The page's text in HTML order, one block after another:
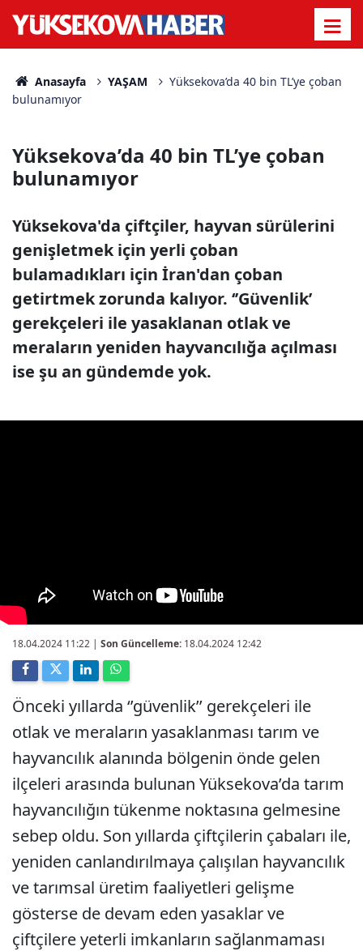
Anasayfa YAŞAM
Yüksekova’da 40 bin TL’ye çoban
bulunamıyor
Yüksekova’da 40 bin TL’ye çoban
bulunamıyor
Yüksekova'da çiftçiler, hayvan sürülerini
genişletmek için yerli çoban
bulamadıkları için İran'dan çoban
getirtmek zorunda kalıyor. ‘’Güvenlik’
gerekçeleri ile yasaklanan otlak ve
meraların yeniden hayvancılığa açılması
ise şu an gündemde yok.
18.04.2024 11:22 | Son Güncelleme: 18.04.2024 12:42
Önceki yıllarda ‘’güvenlik’’ gerekçeleri ile
otlak ve meraların yasaklanması tarım ve
hayvancılık alanında bölgenin önde gelen
ilçeleri arasında bulunan Yüksekova’da tarım
hayvancılığın tükenme noktasına gelmesine
sebep oldu. Son yıllarda çiftçilerin çabaları ile,
yeniden canlandırılmaya çalışılan hayvancılık
ve tarımsal üretim faaliyetleri gelişme
gösterse de devam eden yasaklar ve
çiftçilere yeterli imkanların sağlanmaması